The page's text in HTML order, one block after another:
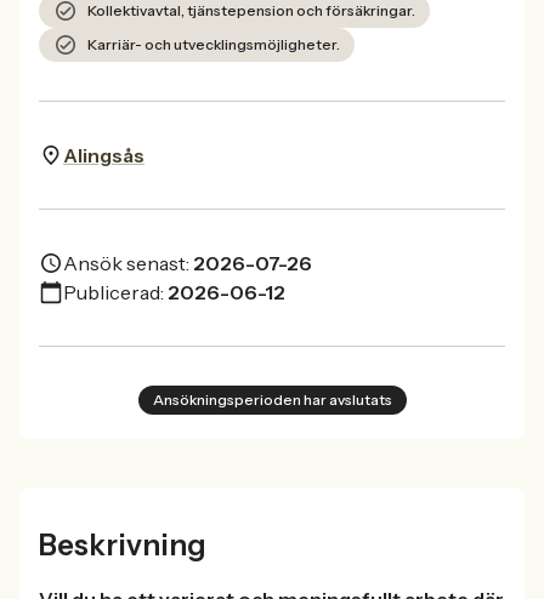
Kollektivavtal, tjänstepension och försäkringar.
Karriär- och utvecklingsmöjligheter.
Alingsås
Ansök senast: 2026-07-26
Publicerad: 2026-06-12
Ansökningsperioden har avslutats
Beskrivning